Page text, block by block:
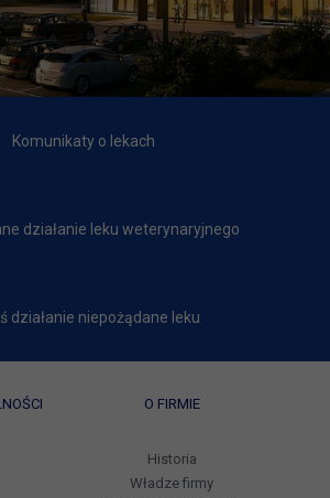
Komunikaty o lekach
działanie leku weterynaryjnego
działanie niepożądane leku
O FIRMIE
Historia
Władze firmy